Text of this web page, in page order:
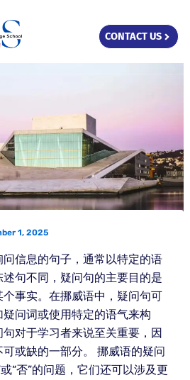
CONTACT US
1, 2025
信息的句子，通常以特定的语
句不同，疑问句的主要目的是
事实。在挪威语中，疑问句可
问词或使用特定的语气来构
对于学习者来说至关重要，因
或缺的一部分。 挪威语的疑问
“否”的问题，它们还可以涉及更